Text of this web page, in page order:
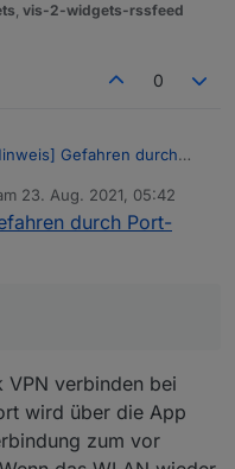
, vis-2-widgets-rssfeed
0
Gefahren durch
so eingerichtet,
nichts brauchbares
nicht gecheckt.
23. Aug. 2021, 05:42
von
durch Port-
VPN verbinden bei
wird über die App
zum vor